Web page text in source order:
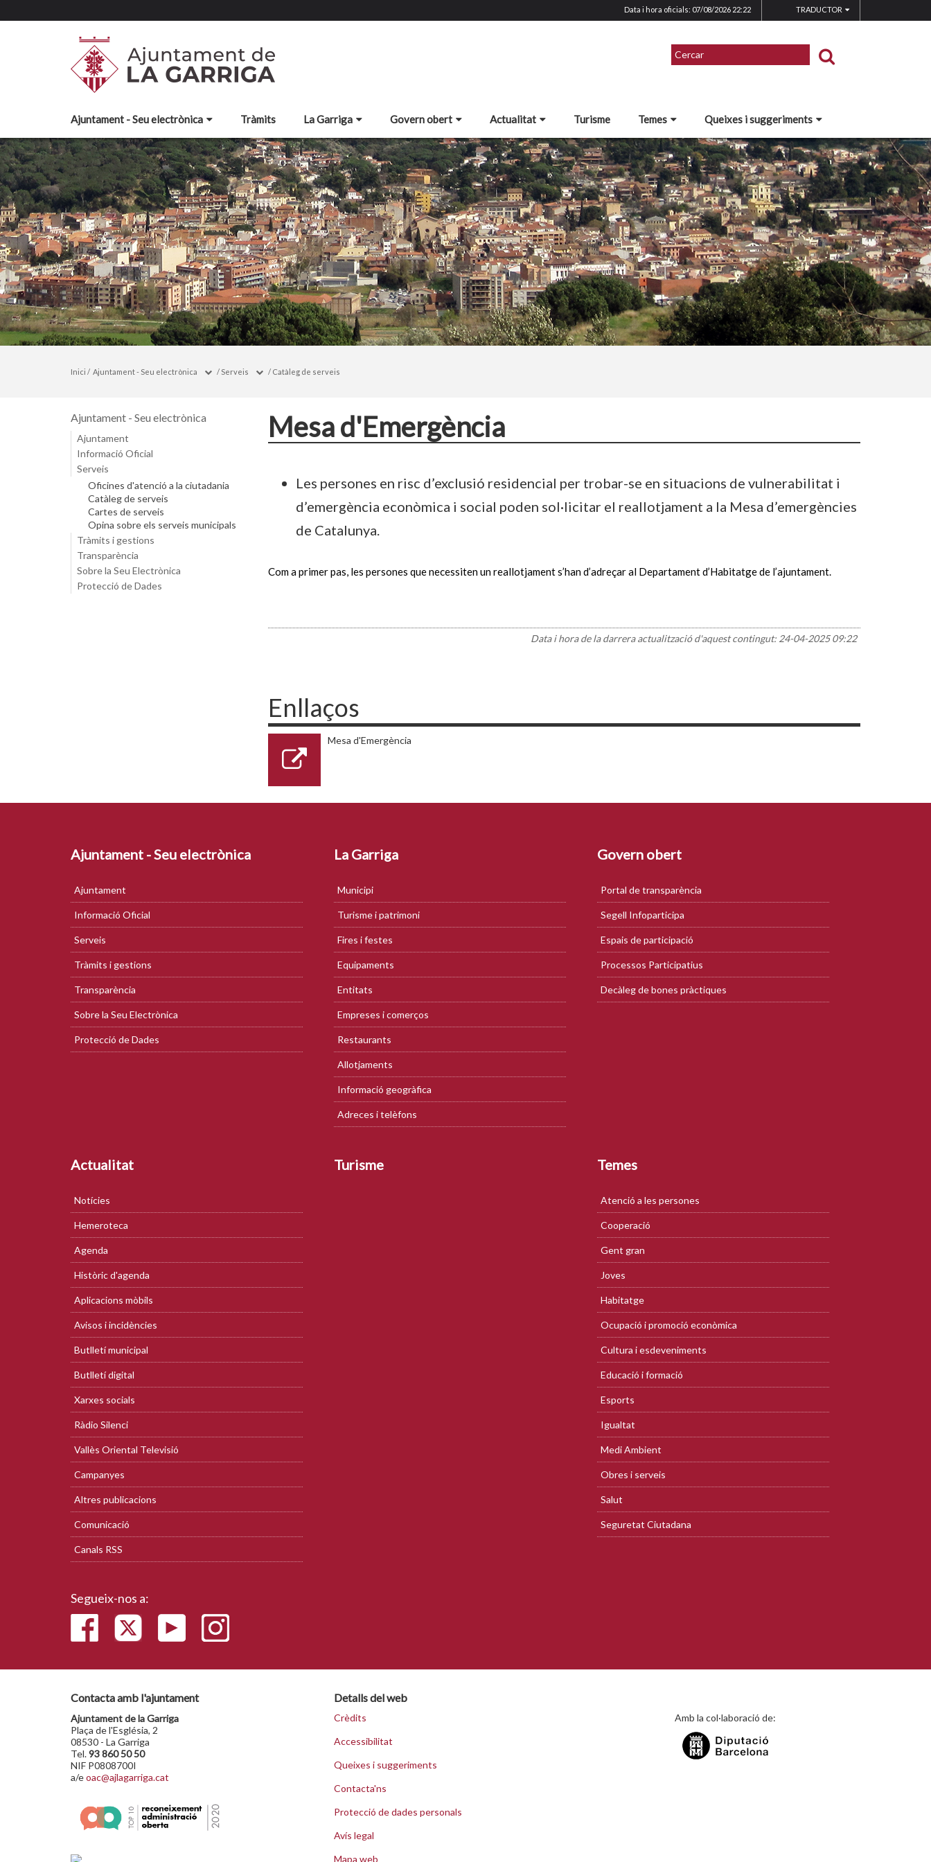
Data i hora oficials: 07/08/2026 22:22 TRADUCTOR
Ajuntament - Seu electrònica Tràmits La Garriga Govern obert Actualitat Turisme Temes Queixes i suggeriments
Inici / Ajuntament - Seu electrònica / Serveis / Catàleg de serveis
Ajuntament - Seu electrònica
Ajuntament
Informació Oficial
Serveis
Oficines d'atenció a la ciutadania
Catàleg de serveis
Cartes de serveis
Opina sobre els serveis municipals
Tràmits i gestions
Transparència
Sobre la Seu Electrònica
Protecció de Dades
Mesa d'Emergència
Les persones en risc d’exclusió residencial per trobar-se en situacions de vulnerabilitat i
d’emergència econòmica i social poden sol·licitar el reallotjament a la Mesa d’emergències
de Catalunya.
Com a primer pas, les persones que necessiten un reallotjament s’han d’adreçar al Departament d’Habitatge de l’ajuntament.
Data i hora de la darrera actualització d'aquest contingut: 24-04-2025 09:22
Enllaços
Mesa d'Emergència
Ajuntament - Seu electrònica
Ajuntament
Informació Oficial
Serveis
Tràmits i gestions
Transparència
Sobre la Seu Electrònica
Protecció de Dades
La Garriga
Municipi
Turisme i patrimoni
Fires i festes
Equipaments
Entitats
Empreses i comerços
Restaurants
Allotjaments
Informació geogràfica
Adreces i telèfons
Govern obert
Portal de transparència
Segell Infoparticipa
Espais de participació
Processos Participatius
Decàleg de bones pràctiques
Actualitat
Notícies
Hemeroteca
Agenda
Històric d'agenda
Aplicacions mòbils
Avisos i incidències
Butlletí municipal
Butlletí digital
Xarxes socials
Ràdio Silenci
Vallès Oriental Televisió
Campanyes
Altres publicacions
Comunicació
Canals RSS
Turisme Temes
Atenció a les persones
Cooperació
Gent gran
Joves
Habitatge
Ocupació i promoció econòmica
Cultura i esdeveniments
Educació i formació
Esports
Igualtat
Medi Ambient
Obres i serveis
Salut
Seguretat Ciutadana
Segueix-nos a:
Contacta amb l'ajuntament
Ajuntament de la Garriga
Plaça de l'Església, 2
08530 - La Garriga
Tel.93 860 50 50
NIF P0808700I
a/eoac@ajlagarriga.cat
Detalls del web
Crèdits
Accessibilitat
Queixes i suggeriments
Contacta'ns
Protecció de dades personals
Avís legal
Mapa web
Amb la col·laboració de: